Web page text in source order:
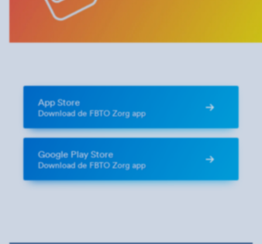
App Store
Download de FBTO Zorg app
Google Play Store
Download de FBTO Zorg app